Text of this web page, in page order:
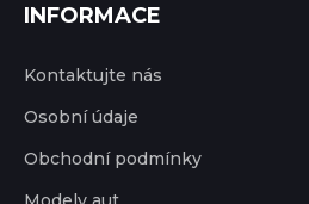
INFORMACE
Kontaktujte nás
Osobní údaje
Obchodní podmínky